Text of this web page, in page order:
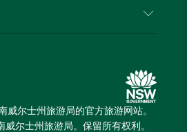
体中心
尔士州旅游局的官方旅游网站。
威尔士州旅游局。保留所有权利。